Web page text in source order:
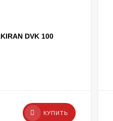
DVK 100
КУПИТЬ